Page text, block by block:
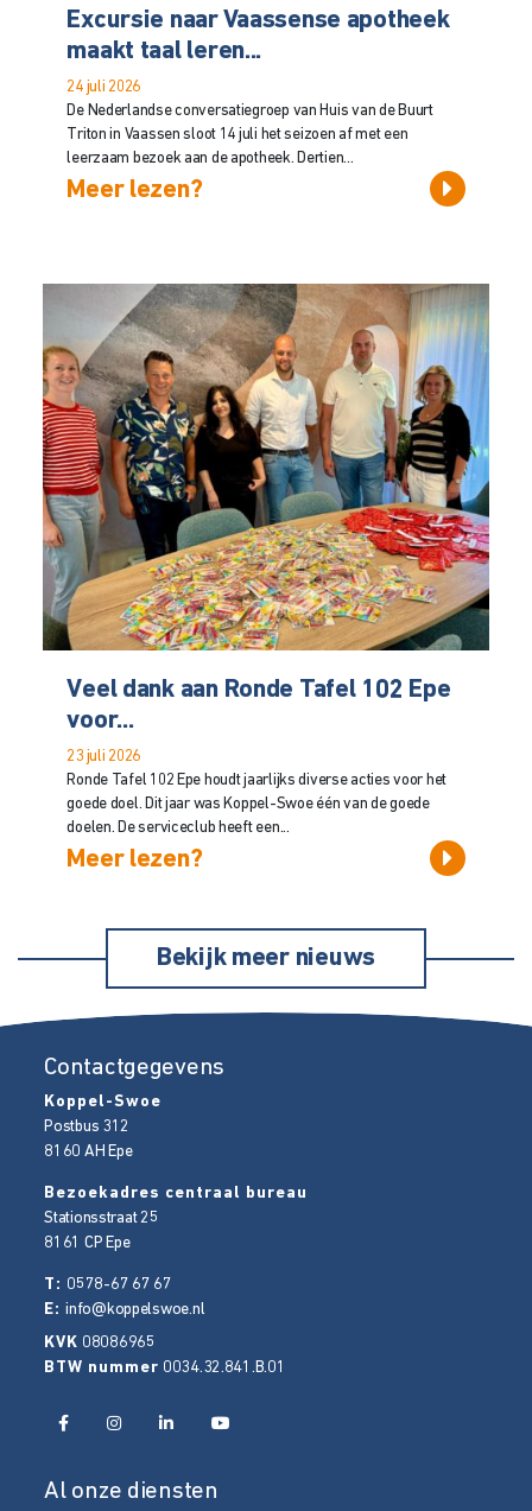
Excursie naar Vaassense apotheek
maakt taal leren...
24 juli 2026
De Nederlandse conversatiegroep van Huis van de Buurt
Triton in Vaassen sloot 14 juli het seizoen af met een
leerzaam bezoek aan de apotheek. Dertien...
Meer lezen?
Veel dank aan Ronde Tafel 102 Epe
voor...
23 juli 2026
Ronde Tafel 102 Epe houdt jaarlijks diverse acties voor het
goede doel. Dit jaar was Koppel-Swoe één van de goede
doelen. De serviceclub heeft een...
Meer lezen?
Bekijk meer nieuws
Contactgegevens
Koppel-Swoe
Postbus 312
8160 AH Epe
Bezoekadres centraal bureau
Stationsstraat 25
8161 CP Epe
T: 0578-67 67 67
E:info@koppelswoe.nl
KVK 08086965
BTW nummer 0034.32.841.B.01
Al onze diensten